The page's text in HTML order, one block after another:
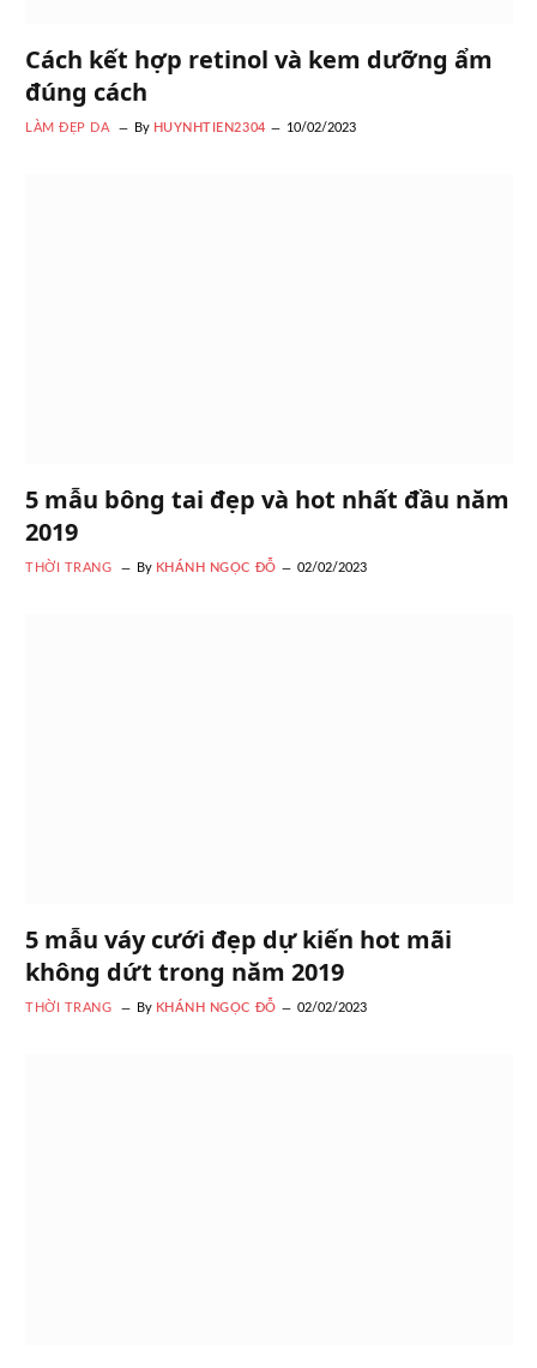
Cách kết hợp retinol và kem dưỡng ẩm
đúng cách
LÀM ĐẸP DA By HUYNHTIEN2304 10/02/2023
5 mẫu bông tai đẹp và hot nhất đầu năm
2019
THỜI TRANG By KHÁNH NGỌC ĐỖ 02/02/2023
5 mẫu váy cưới đẹp dự kiến hot mãi
không dứt trong năm 2019
THỜI TRANG By KHÁNH NGỌC ĐỖ 02/02/2023